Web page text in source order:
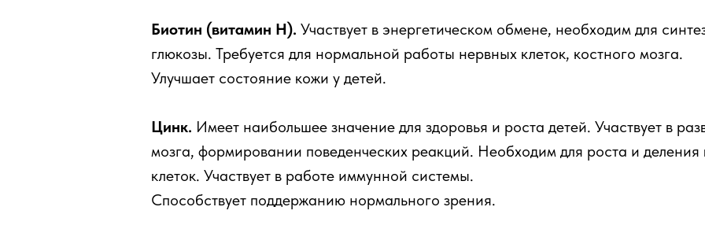
Биотин (витамин Н). Участвует в энергетическом обмене, необходим для
глюкозы. Требуется для нормальной работы нервных клеток, костного мозга.
Улучшает состояние кожи у детей.
Цинк. Имеет наибольшее значение для здоровья и роста детей. Участвует в
мозга, формировании поведенческих реакций. Необходим для роста и деления
клеток. Участвует в работе иммунной системы.
Способствует поддержанию нормального зрения.